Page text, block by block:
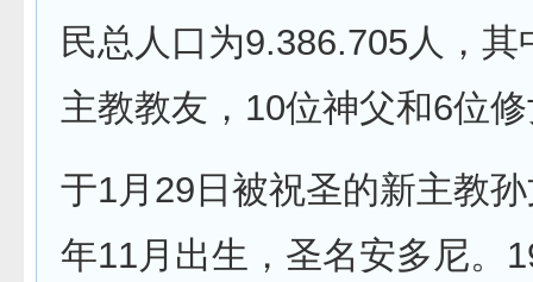
民总人口为9.386.705人，其
主教教友，10位神父和6位修
于1月29日被祝圣的新主教
年11月出生，圣名安多尼。